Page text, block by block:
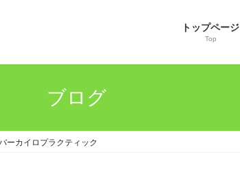
トップページ
Top
ブログ
ーカイロプラクティック